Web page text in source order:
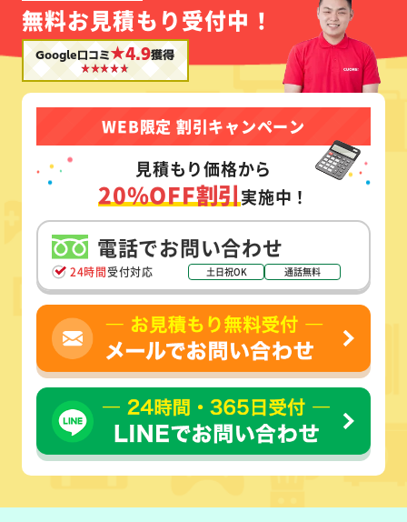
無料お見積もり受付中！
Google口コミ★4.9獲得
WEB限定 割引キャンペーン
見積もり価格から
20%OFF割引実施中！
電話でお問い合わせ
24時間受付対応 土日祝OK 通話無料